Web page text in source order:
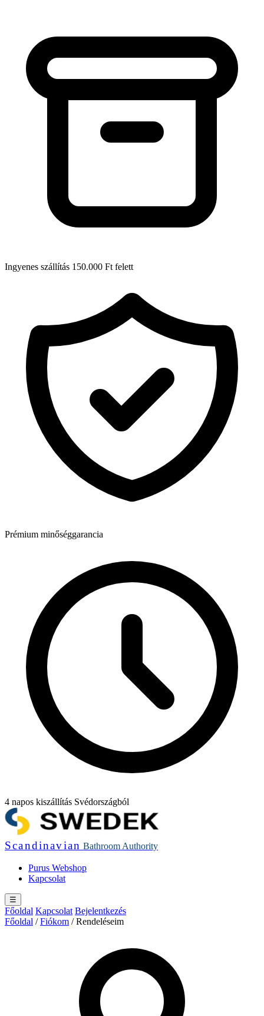
Ingyenes szállítás 150.000 Ft felett
Prémium minőséggarancia
4 napos kiszállítás Svédországból
Scandinavian Bathroom Authority
Purus Webshop
Kapcsolat
☰
Főoldal Kapcsolat Bejelentkezés
Főoldal / Fiókom / Rendeléseim